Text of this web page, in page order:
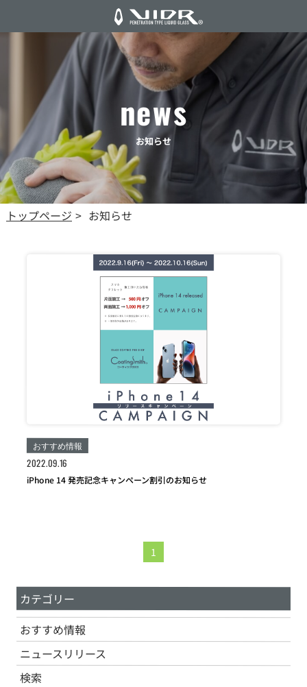
news
お知らせ
トップページ > お知らせ
カテゴリー
おすすめ情報
ニュースリリース
検索
おすすめ情報
2022.09.16
iPhone 14 発売記念キャンペーン割引のお知らせ
1